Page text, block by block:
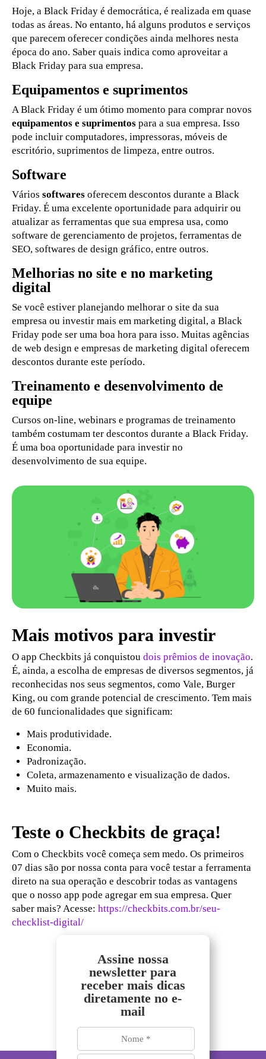
Hoje, a Black Friday é democrática, é realizada em quase
todas as áreas. No entanto, há alguns produtos e serviços
que parecem oferecer condições ainda melhores nesta
época do ano. Saber quais indica como aproveitar a
Black Friday para sua empresa.
Equipamentos e suprimentos
A Black Friday é um ótimo momento para comprar novos
equipamentos e suprimentos para a sua empresa. Isso
pode incluir computadores, impressoras, móveis de
escritório, suprimentos de limpeza, entre outros.
Software
Vários softwares oferecem descontos durante a Black
Friday. É uma excelente oportunidade para adquirir ou
atualizar as ferramentas que sua empresa usa, como
software de gerenciamento de projetos, ferramentas de
SEO, softwares de design gráfico, entre outros.
Melhorias no site e no marketing
digital
Se você estiver planejando melhorar o site da sua
empresa ou investir mais em marketing digital, a Black
Friday pode ser uma boa hora para isso. Muitas agências
de web design e empresas de marketing digital oferecem
descontos durante este período.
Treinamento e desenvolvimento de
equipe
Cursos on-line, webinars e programas de treinamento
também costumam ter descontos durante a Black Friday.
É uma boa oportunidade para investir no
desenvolvimento de sua equipe.
Mais motivos para investir
O app Checkbits já conquistou dois prêmios de inovação.
É, ainda, a escolha de empresas de diversos segmentos, já
reconhecidas nos seus segmentos, como Vale, Burger
King, ou com grande potencial de crescimento. Tem mais
de 60 funcionalidades que significam:
Mais produtividade.
Economia.
Padronização.
Coleta, armazenamento e visualização de dados.
Muito mais.
Teste o Checkbits de graça!
Com o Checkbits você começa sem medo. Os primeiros
07 dias são por nossa conta para você testar a ferramenta
direto na sua operação e descobrir todas as vantagens
que o nosso app pode agregar em sua empresa. Quer
saber mais? Acesse: https://checkbits.com.br/seu-
checklist-digital/
Assine nossa
newsletter para
receber mais dicas
diretamente no e-
mail